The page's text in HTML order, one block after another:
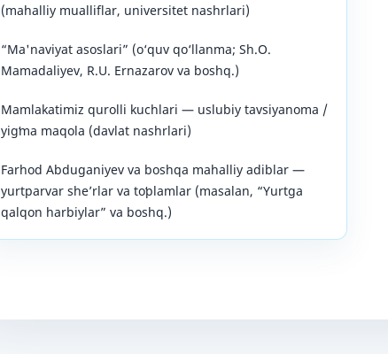
(mahalliy mualliflar, universitet nashrlari)
“Ma'naviyat asoslari” (o‘quv qo‘llanma; Sh.O.
Mamadaliyev, R.U. Ernazarov va boshq.)
Mamlakatimiz qurolli kuchlari — uslubiy tavsiyanoma /
yigʻma maqola (davlat nashrlari)
Farhod Abduganiyev va boshqa mahalliy adiblar —
yurtparvar she’rlar va toʻplamlar (masalan, “Yurtga
qalqon harbiylar” va boshq.)